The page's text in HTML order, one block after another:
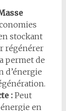
stockant
régénérer
permet de
d’énergie
:Peut
en